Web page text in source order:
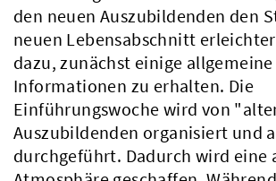
den neuen Auszubildenden den
neuen Lebensabschnitt
dazu, zunächst einige allgemeine
Informationen zu erhalten. Die
Einführungswoche wird von
Auszubildenden organisiert und
durchgeführt. Dadurch wird eine